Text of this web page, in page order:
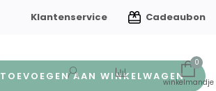
Gratis verzending vanaf €75
Klantenservice Cadeaubon
0
TOEVOEGEN AAN WINKELWAGEN